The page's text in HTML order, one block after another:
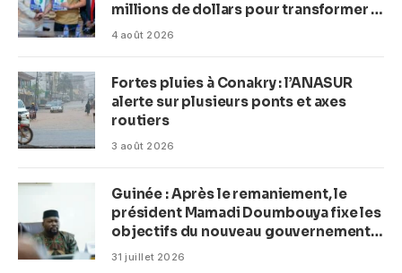
millions de dollars pour transformer la
plage en complexe balnéaire
4 août 2026
Fortes pluies à Conakry : l’ANASUR
alerte sur plusieurs ponts et axes
routiers
3 août 2026
Guinée : Après le remaniement, le
président Mamadi Doumbouya fixe les
objectifs du nouveau gouvernement
(CM)
31 juillet 2026